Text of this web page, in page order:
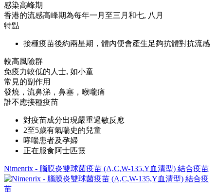
感染高峰期
香港的流感高峰期為每年一月至三月和七, 八月
特點
接種疫苗後約兩星期，體內便會產生足夠抗體對抗流感
較高風險群
免疫力較低的人士, 如小童
常見的副作用
發燒，流鼻涕，鼻塞，喉嚨痛
誰不應接種疫苗
對疫苗成分出現嚴重過敏反應
2至5歲有氣喘史的兒童
哮喘患者及孕婦
正在服食阿士匹靈
Nimenrix - 腦膜炎雙球菌疫苗 (A,C,W-135,Y血清型) 結合疫苗